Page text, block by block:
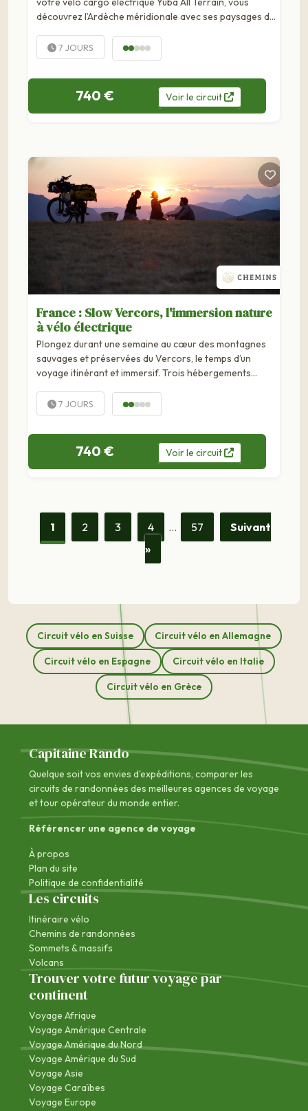
découvrez l’Ardèche méridionale avec ses paysages de
villages perchés, pittoresques et...
7 JOURS
740 € Voirle circuit
France : Slow Vercors, l'immersion nature
à vélo électrique
Plongez durant une semaine au cœur des montagnes
sauvages et préservées du Vercors, le temps d’un
voyage itinérant et immersif. Trois hébergements
deux nuits, vous permettant ainsi...
7 JOURS
740 € Voirle circuit
1 2 3 4 … 57
Suivant
»
Circuit vélo en Suisse Circuit vélo en Allemagne
Circuit vélo en Espagne Circuit vélo en Italie
Circuit vélo en Grèce
Capitaine Rando
Quelque soit vos envies d'expéditions, comparer les
circuits de randonnées des meilleures agences de voyage
et tour opérateur du monde entier.
Référencer une agence de voyage
À propos
Plan du site
Politique de confidentialité
Les circuits
Itinéraire vélo
Chemins de randonnées
Sommets & massifs
Volcans
Trouver votre futur voyage par
continent
Voyage Afrique
Voyage Amérique Centrale
Voyage Amérique du Nord
Voyage Amérique du Sud
Voyage Asie
Voyage Caraïbes
Voyage Europe